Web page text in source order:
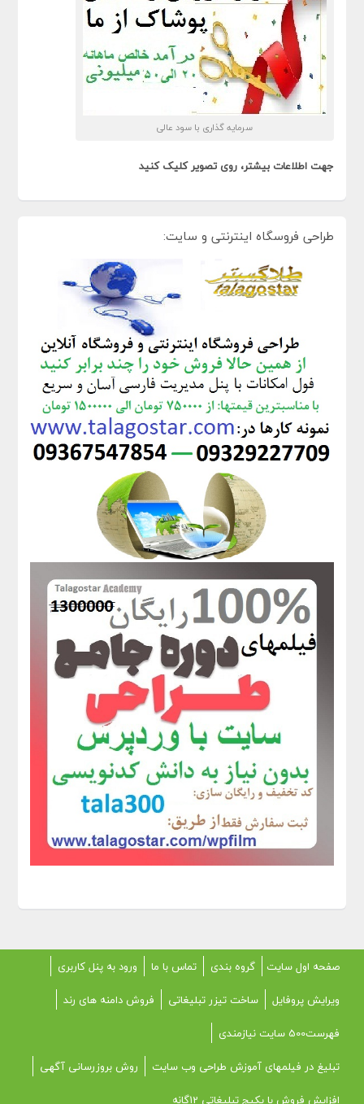
سرمایه گذاری با سود عالی
جهت اطلاعات بیشتر، روی تصویر کلیک کنید
طراحی فروسگاه اینترنتی و سایت:
صفحه اول سایت گروه بندی تماس با ما
ورود به پنل کاربری
ویرایش پروفایل
ساخت تیزر تبلیغاتی
فروش دامنه های رند
فهرست500 سایت نیازمندی
تبلیغ در فیلمهای آموزش طراحی وب سایت
روش بروزرسانی آگهی
افزایش فروش با پکیج تبلیغاتی 12گانه